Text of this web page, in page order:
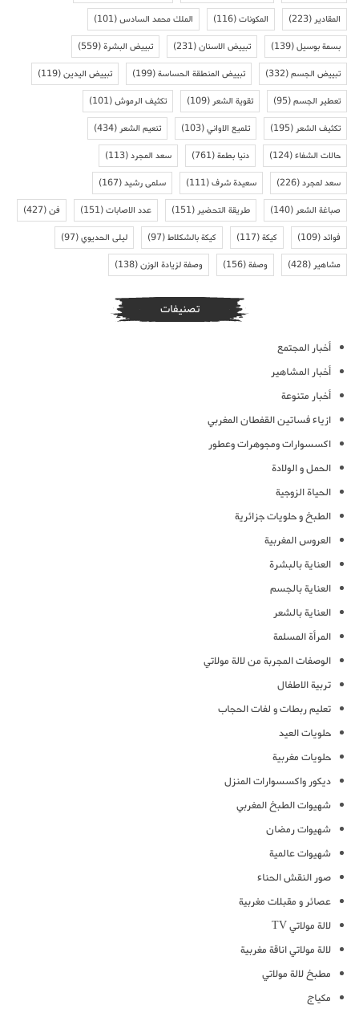
المقادير(223) المكونات(116) الملك محمد السادس(101)
بسمة بوسيل(139) تبييض الاسنان(231) تبييض البشرة(559)
تبييض الجسم(332) تبييض المنطقة الحساسة(199) تبييض اليدين(119)
تعطير الجسم(95) تقوية الشعر(109) تكثيف الرموش(101)
تكثيف الشعر(195) تلميع الاواني(103) تنعيم الشعر(434)
حالات الشفاء(124) دنيا بطمة(761) سعد المجرد(113)
سعد لمجرد(226) سعيدة شرف(111) سلمى رشيد(167)
صباغة الشعر(140) طريقة التحضير(151) عدد الاصابات(151) فن(427)
فوائد(109) كيكة(117) كيكة بالشكلاط(97) ليلى الحديوي(97)
مشاهير(428) وصفة(156) وصفة لزيادة الوزن(138)
تصنيفات
أخبار المجتمع
أخبار المشاهير
أخبار متنوعة
ازياء فساتين القفطان المغربي
اكسسوارات ومجوهرات وعطور
الحمل و الولادة
الحياة الزوجية
الطبخ و حلويات جزائرية
العروس المغربية
العناية بالبشرة
العناية بالجسم
العناية بالشعر
المرأة المسلمة
الوصفات المجربة من لالة مولاتي
تربية الاطفال
تعليم ربطات و لفات الحجاب
حلويات العيد
حلويات مغربية
ديكور واكسسوارات المنزل
شهيوات الطبخ المغربي
شهيوات رمضان
شهيوات عالمية
صور النقش الحناء
عصائر و مقبلات مغربية
لالة مولاتي TV
لالة مولاتي اناقة مغربية
مطبخ لالة مولاتي
مكياج